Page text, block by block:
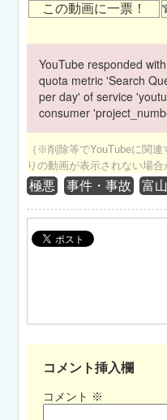
この動画に一票！
YouTube responded
quota metric 'Search
per day' of service
consumer
（※削除等でYouTubeに関
りの動画が表示されない場合
極悪 事件・事故 富
コメント挿入欄
コメント ※